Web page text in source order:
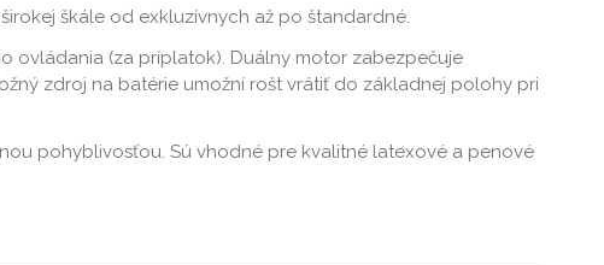
škále od exkluzívnych až po štandardné.
(za príplatok). Duálny motor zabezpečuje
zdroj na batérie umožní rošt vrátiť do základnej polohy pri
pohyblivosťou. Sú vhodné pre kvalitné latexové a penové